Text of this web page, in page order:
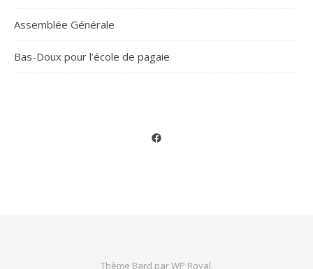
Assemblée Générale
Bas-Doux pour l’école de pagaie
Facebook
Thème Bard parWP Royal.